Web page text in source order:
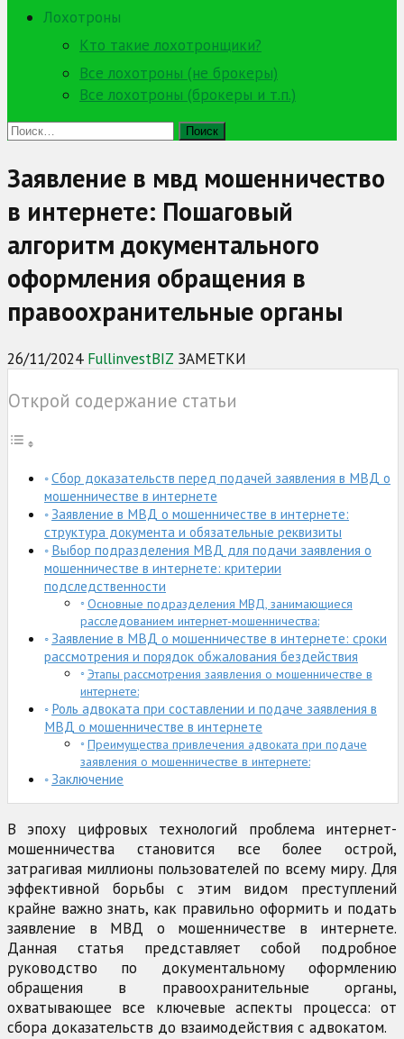
Лохотроны
Кто такие лохотронщики?
Все лохотроны (не брокеры)
Все лохотроны (брокеры и т.п.)
Найти:
Заявление в мвд мошенничество
в интернете: Пошаговый
алгоритм документального
оформления обращения в
правоохранительные органы
26/11/2024 FullinvestBIZ ЗАМЕТКИ
Открой содержание статьи
Сбор доказательств перед подачей заявления в МВД о
мошенничестве в интернете
Заявление в МВД о мошенничестве в интернете:
структура документа и обязательные реквизиты
Выбор подразделения МВД для подачи заявления о
мошенничестве в интернете: критерии
подследственности
Основные подразделения МВД, занимающиеся
расследованием интернет-мошенничества:
Заявление в МВД о мошенничестве в интернете: сроки
рассмотрения и порядок обжалования бездействия
Этапы рассмотрения заявления о мошенничестве в
интернете:
Роль адвоката при составлении и подаче заявления в
МВД о мошенничестве в интернете
Преимущества привлечения адвоката при подаче
заявления о мошенничестве в интернете:
Заключение
В эпоху цифровых технологий проблема интернет-
мошенничества становится все более острой,
затрагивая миллионы пользователей по всему миру. Для
эффективной борьбы с этим видом преступлений
крайне важно знать, как правильно оформить и подать
заявление в МВД о мошенничестве в интернете.
Данная статья представляет собой подробное
руководство по документальному оформлению
обращения в правоохранительные органы,
охватывающее все ключевые аспекты процесса: от
сбора доказательств до взаимодействия с адвокатом.